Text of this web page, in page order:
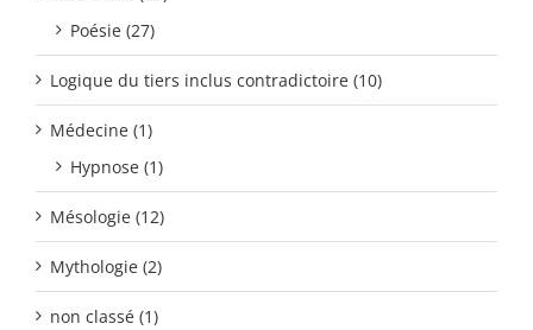
Poésie (27)
Logique du tiers inclus contradictoire (10)
Médecine (1)
Hypnose (1)
Mésologie (12)
Mythologie (2)
non classé (1)